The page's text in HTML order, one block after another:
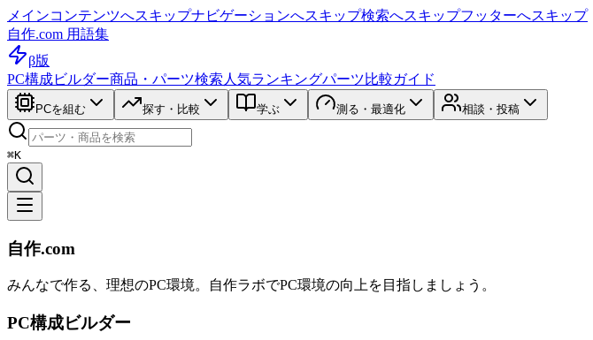
メインコンテンツへスキップナビゲーションへスキップ検索へスキップフッターへスキップ
自作.com 用語集
β版
PC構成ビルダー商品・パーツ検索 人気ランキングパーツ比較ガイド
PCを組む 探す・比較 学ぶ 測る・最適化 相談・投稿
⌘K
自作.com
みんなで作る、理想のPC環境。 自作ラボでPC環境の向上を目指しましょう。
PC構成ビルダー